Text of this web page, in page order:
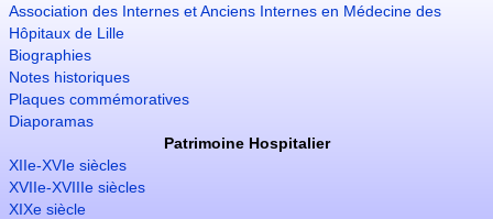
Association des Internes et Anciens Internes en Médecine des
Hôpitaux de Lille
Biographies
Notes historiques
Plaques commémoratives
Diaporamas
Patrimoine Hospitalier
XIIe-XVIe siècles
XVIIe-XVIIIe siècles
XIXe siècle